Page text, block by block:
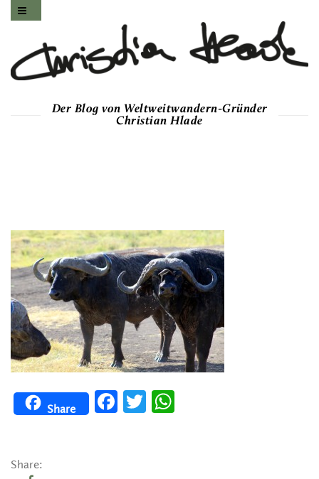
Der Blog von Weltweitwandern-Gründer
Christian Hlade
Share
FacebookTwitter
Share: